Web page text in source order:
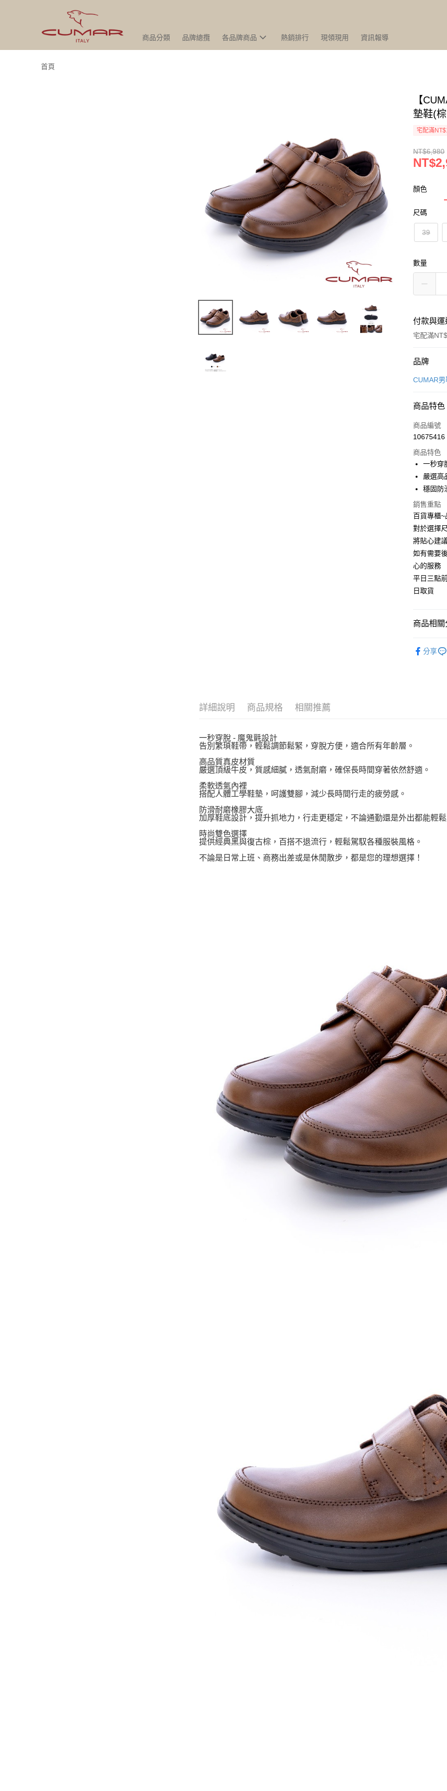
商品分類 品牌總攬 各品牌商品 熱銷排行 現領現用 資訊報導
首頁
【
墊鞋(
宅配滿
NT$6,980
顏色
尺碼
39
數量
付款與
宅配滿
付款方式
信用卡一
街口支付
運送方式
宅配
每筆
品牌
CUMAR
商品特色
商品編號
10675416
商品特色
一秒穿
嚴選高
穩固防
銷售重點
百貨專櫃
對於選擇
將貼心建
如有需要
心的服務
平日三點
日取貨
商品相關
分享
詳細說明 商品規格 相關推薦
一秒穿脫 - 魔鬼氈設計
告別繁瑣鞋帶，輕鬆調節鬆緊，穿脫方便，適合所有年齡層。
高品質真皮材質
嚴選頂級牛皮，質感細膩，透氣耐磨，確保長時間穿著依然舒適。
柔軟透氣內裡
搭配人體工學鞋墊，呵護雙腳，減少長時間行走的疲勞感。
防滑耐磨橡膠大底
加厚鞋底設計，提升抓地力，行走更穩定，不論通勤還是外出都能輕
時尚雙色選擇
提供經典黑與復古棕，百搭不退流行，輕鬆駕馭各種服裝風格。
不論是日常上班、商務出差或是休閒散步，都是您的理想選擇！